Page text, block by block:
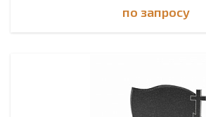
по запросу